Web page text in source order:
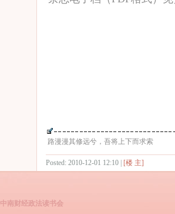
路漫漫其修远兮，吾将上下而求索
Posted: 2010-12-01 12:10 | [楼 主]
中南财经政法读书会